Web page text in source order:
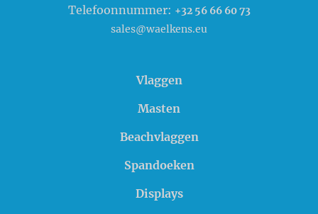
Telefoonnummer: +32 56 66 60 73
sales@waelkens.eu
Vlaggen
Masten
Beachvlaggen
Spandoeken
Displays